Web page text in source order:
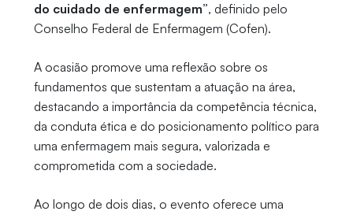
do cuidado de enfermagem”, definido pelo
Conselho Federal de Enfermagem (Cofen).
A ocasião promove uma reflexão sobre os
fundamentos que sustentam a atuação na área,
destacando a importância da competência técnica,
da conduta ética e do posicionamento político para
uma enfermagem mais segura, valorizada e
comprometida com a sociedade.
Ao longo de dois dias, o evento oferece uma